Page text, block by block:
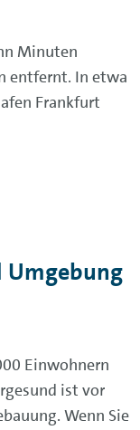
Minuten
entfernt. In etwa
Frankfurt
Einwohnern
ist vor
Wenn Sie